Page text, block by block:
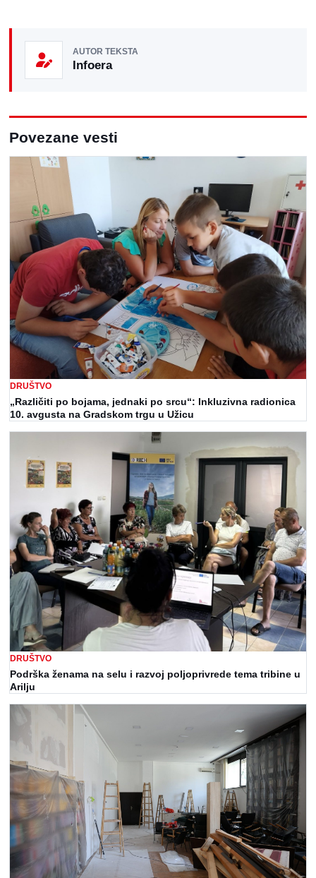
AUTOR TEKSTA
Infoera
Povezane vesti
DRUŠTVO
„Različiti po bojama, jednaki po srcu“: Inkluzivna radionica
10. avgusta na Gradskom trgu u Užicu
DRUŠTVO
Podrška ženama na selu i razvoj poljoprivrede tema tribine u
Arilju